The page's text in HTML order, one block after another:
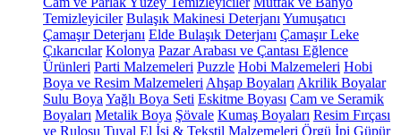
Temizleyiciler Bulaşık Makinesi Deterjanı Yumuşatıcı
Çamaşır Deterjanı Elde Bulaşık Deterjanı Çamaşır Leke
Çıkarıcılar Kolonya Pazar Arabası ve Çantası Eğlence
Ürünleri Parti Malzemeleri Puzzle Hobi Malzemeleri Hobi
Boya ve Resim Malzemeleri Ahşap Boyaları Akrilik Boyalar
Sulu Boya Yağlı Boya Seti Eskitme Boyası Cam ve Seramik
Boyaları Metalik Boya Şövale Kumaş Boyaları Resim Fırçası
ve Rulosu Tuval El İşi & Tekstil Malzemeleri Örgü İpi Güpür